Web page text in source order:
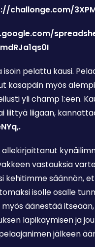
challonge.com/
pelattu kausi.
kasapäin myös
yli champ 1:een.
liittyä liigaan,
allekirjoittanut
vastauksia
kehitimme säännön,
isolle osalle
äänestää
läpikäymisen ja
jälkeen